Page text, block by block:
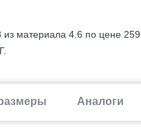
материала 4.6 по цене
Аналоги